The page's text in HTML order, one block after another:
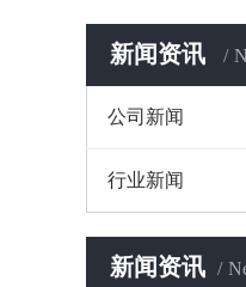
新闻资讯
公司新闻
行业新闻
新闻资讯